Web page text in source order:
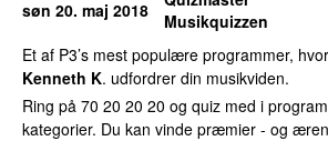
søn 20. maj 2018
Musikquizzen
Et af P3’s mest populære programmer,
Kenneth K. udfordrer din musikviden.
Ring på 70 20 20 20 og quiz med i
kategorier. Du kan vinde præmier - og